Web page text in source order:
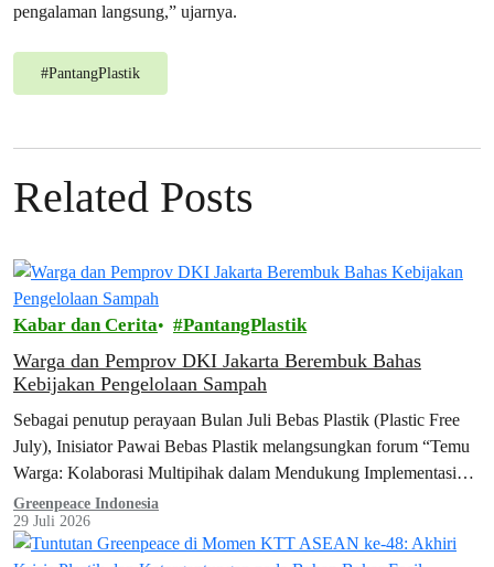
pengalaman langsung,” ujarnya.
#PantangPlastik
Related Posts
Kabar dan Cerita PantangPlastik
Warga dan Pemprov DKI Jakarta Berembuk Bahas
Kebijakan Pengelolaan Sampah
Sebagai penutup perayaan Bulan Juli Bebas Plastik (Plastic Free
July), Inisiator Pawai Bebas Plastik melangsungkan forum “Temu
Warga: Kolaborasi Multipihak dalam Mendukung Implementasi
Kebijakan Pengelolaan Sampah” di Jakarta Future Hub, Jakarta
Pusat. Forum yang digagas oleh Greenpeace Indonesia, Dietplastik
Indonesia, Divers Clean Action, Indorelawan, WALHI Jakarta, dan
Greenpeace Indonesia
29 Juli 2026